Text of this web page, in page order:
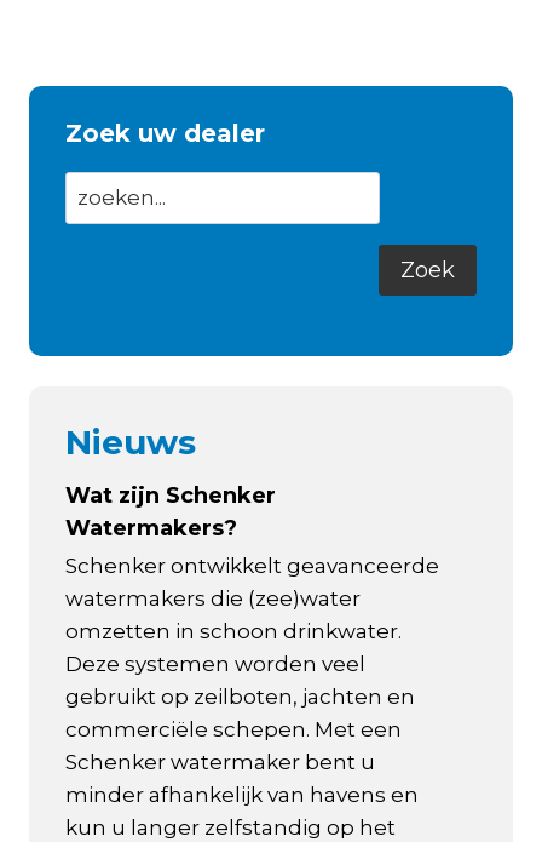
Zoek uw dealer
Nieuws
Wat zijn Schenker
Watermakers?
Schenker ontwikkelt geavanceerde
watermakers die (zee)water
omzetten in schoon drinkwater.
Deze systemen worden veel
gebruikt op zeilboten, jachten en
commerciële schepen. Met een
Schenker watermaker bent u
minder afhankelijk van havens en
kun u langer zelfstandig op het